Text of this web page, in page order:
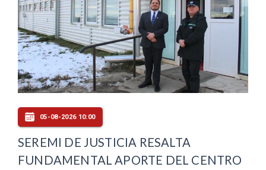
05-08-2026 10:00
SEREMI DE JUSTICIA RESALTA
FUNDAMENTAL APORTE DEL CENTRO